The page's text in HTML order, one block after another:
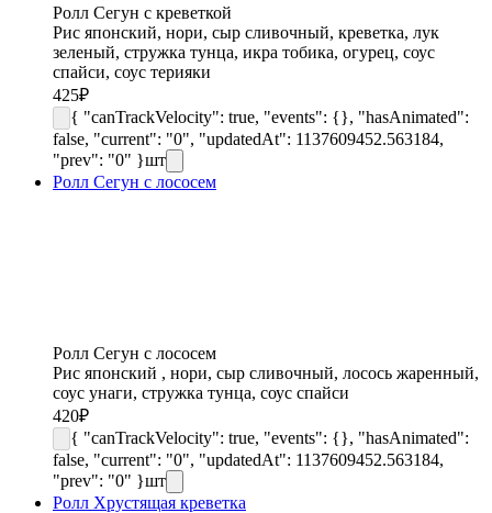
Ролл Сегун с креветкой
Рис японский, нори, сыр сливочный, креветка, лук
зеленый, стружка тунца, икра тобика, огурец, соус
спайси, соус терияки
425₽
{ "canTrackVelocity": true, "events": {}, "hasAnimated":
false, "current": "0", "updatedAt": 1137609452.563184,
"prev": "0" }шт
Ролл Сегун с лососем
Ролл Сегун с лососем
Рис японский , нори, сыр сливочный, лосось жаренный,
соус унаги, стружка тунца, соус спайси
420₽
{ "canTrackVelocity": true, "events": {}, "hasAnimated":
false, "current": "0", "updatedAt": 1137609452.563184,
"prev": "0" }шт
Ролл Хрустящая креветка